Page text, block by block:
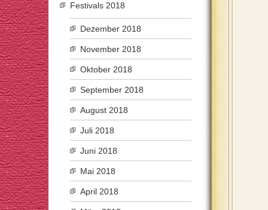
Festivals 2018
Dezember 2018
November 2018
Oktober 2018
September 2018
August 2018
Juli 2018
Juni 2018
Mai 2018
April 2018